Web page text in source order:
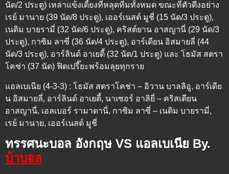
นัด/2 ประตู) เหล่าแข้งเดี้ยงที่หลุดทีมทั้งหมด ขณะที่ตัวตึงอย่าง
เรย์ มานาย (39 นัด/8 ประตู), เออร์เนสต์ มูชี่ (15 นัด/3 ประตู),
เนดิม บายรามี่ (32 นัด/6 ประตู), คริสต์ยาน อาสญานี่ (29 นัด/3
ประตู), กาซิม ลาซี่ (36 นัด/4 ประตู), อาร์เดียน อิสมายลี่ (44
นัด/3 ประตู), อาร์ลินด์ อาเยตี้ (32 นัด/1 ประตู) และ โธมัส สตรา
โคช่า (37 นัด) ฟิตเปรี๊ยะพร้อมลุยทุกราย
แอลเบเนีย (4-3-3) : โธมัส สตราโคช่า – อิวาน บาลลิอู, อาร์เดีย
น อิสมายลี่, อาร์ลินด์ อาเยตี้, นาเซอร์ อาลิยี่ – คริสเตียน
อาสญานี่, เอลเบอร์ รามาดานี่, กาซิม ลาซี่ – เนดิม บายรามี่,
เรย์ มานาย, เออร์เนสต์ มูชี่
ทรรศนะบอล อังกฤษ VS แอลเบเนีย By.
บ้าบอล